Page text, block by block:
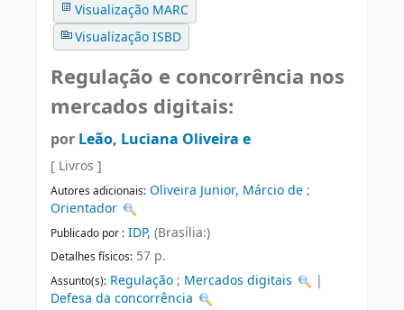
Visualização MARC
Visualização ISBD
Regulação e concorrência nos
mercados digitais:
por Leão, Luciana Oliveira e
[ Livros ]
Autores adicionais: Oliveira Junior, Márcio de;
Orientador
Publicado por : IDP, (Brasília:)
Detalhes físicos: 57 p.
Assunto(s): Regulação; Mercados digitais
|
Defesa da concorrência